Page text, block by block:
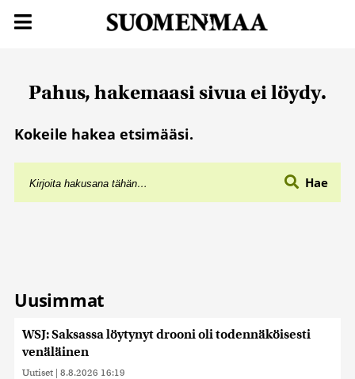
Pahus, hakemaasi sivua ei löydy.
Kokeile hakea etsimääsi.
Hae
Uusimmat
WSJ: Saksassa löytynyt drooni oli todennäköisesti
venäläinen
Uutiset | 8.8.2026 16:19